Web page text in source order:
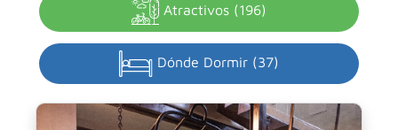
Atractivos (196)
Dónde Dormir (37)